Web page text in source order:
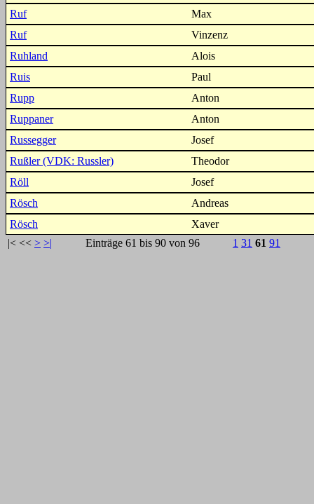
Ruf
Max
Ruf
Vinzenz
Ruhland
Alois
Ruis
Paul
Rupp
Anton
Ruppaner
Anton
Russegger
Josef
Rußler (VDK: Russler)
Theodor
Röll
Josef
Rösch
Andreas
Rösch
Xaver
|< << > >| Einträge 61 bis 90 von 96 1 31 61 91